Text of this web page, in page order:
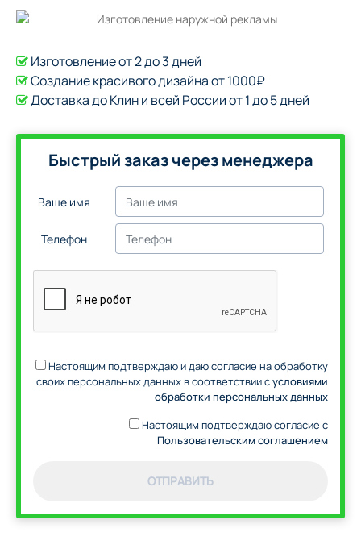
Изготовление от 2 до 3 дней
Создание красивого дизайна от 1000₽
Доставка до Клин и всей России от 1 до 5 дней
Быстрый заказ через менеджера
Ваше имя
Телефон
Настоящим подтверждаю и даю согласие на обработку
своих персональных данных в соответствии сусловиями
обработки персональных данных
Настоящим подтверждаю согласие с
Пользовательским соглашением
ОТПРАВИТЬ